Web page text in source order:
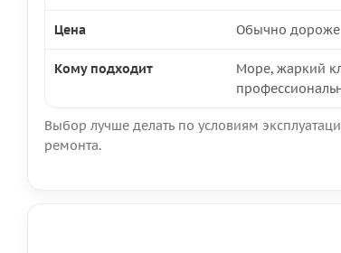
Цена Обычно дороже
Кому подходит
Море, жаркий
Выбор лучше делать по условиям
ремонта.